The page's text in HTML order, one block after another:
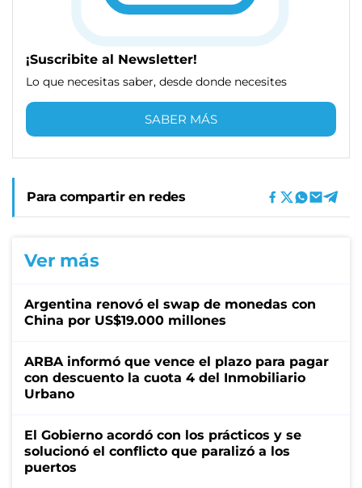
¡Suscribite al Newsletter!
Lo que necesitas saber, desde donde necesites
SABER MÁS
Para compartir en redes
Ver más
Argentina renovó el swap de monedas con
China por US$19.000 millones
ARBA informó que vence el plazo para pagar
con descuento la cuota 4 del Inmobiliario
Urbano
El Gobierno acordó con los prácticos y se
solucionó el conflicto que paralizó a los
puertos